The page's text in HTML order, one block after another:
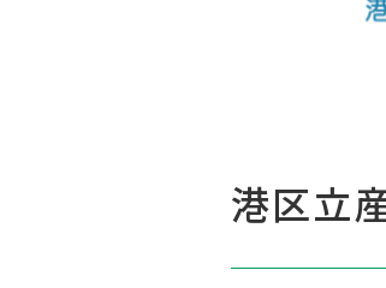
港区立